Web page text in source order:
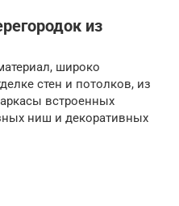
из
широко
стен и потолков, из
встроенных
ниш и декоративных